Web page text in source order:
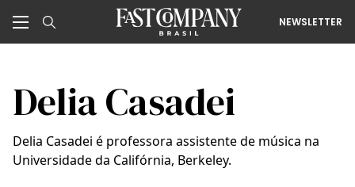
NEWSLETTER
Delia Casadei
Delia Casadei é professora assistente de música na
Universidade da Califórnia, Berkeley.